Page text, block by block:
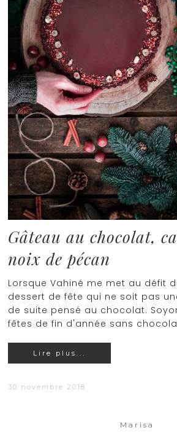
Gâteau au chocolat,
noix de pécan
Lorsque Vahiné me met au défit
dessert de fête qui ne soit pas
de suite pensé au chocolat.
fêtes de fin d'année sans
Lire plus...
30 novembre 2018
Marisa